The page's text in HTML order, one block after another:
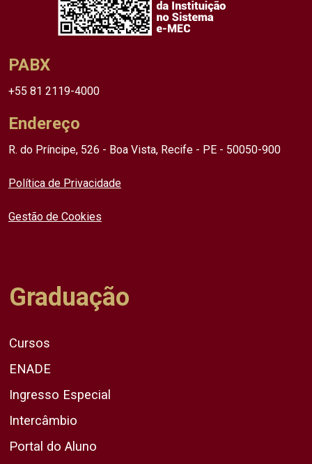
PABX
+55 81 2119-4000
Endereço
R. do Príncipe, 526 - Boa Vista, Recife - PE - 50050-900
Política de Privacidade
Gestão de Cookies
Graduação
Cursos
ENADE
Ingresso Especial
Intercâmbio
Portal do Aluno